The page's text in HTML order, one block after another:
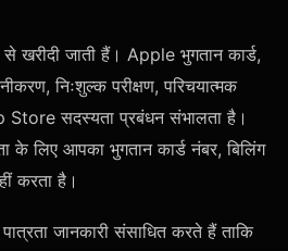
खरीदी जाती हैं। Apple भुगतान कार्ड,
निःशुल्क परीक्षण, परिचयात्मक
सदस्यता प्रबंधन संभालता है।
लिए आपका भुगतान कार्ड नंबर, बिलिंग
करता है।
जानकारी संसाधित करते हैं ताकि